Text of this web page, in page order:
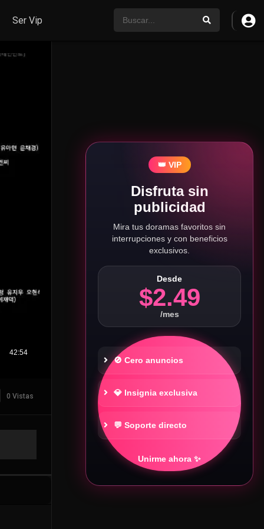
Ser Vip
0 Vistas
👑 VIP
Disfruta sin
publicidad
Mira tus doramas favoritos sin
interrupciones y con beneficios
exclusivos.
Desde
$2.49
/mes
🚫 Cero anuncios
💎 Insignia exclusiva
💬 Soporte directo
Unirme ahora ✨